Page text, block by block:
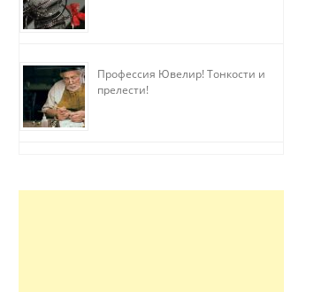
Профессия Ювелир! Тонкости и
прелести!